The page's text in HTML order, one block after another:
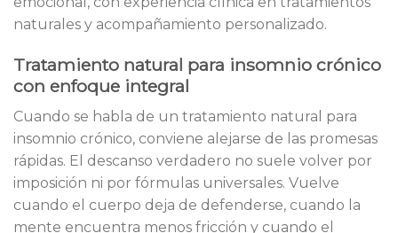
naturales y acompañamiento personalizado.
Tratamiento natural para insomnio crónico
con enfoque integral
Cuando se habla de un tratamiento natural para
insomnio crónico, conviene alejarse de las promesas
rápidas. El descanso verdadero no suele volver por
imposición ni por fórmulas universales. Vuelve
cuando el cuerpo deja de defenderse, cuando la
mente encuentra menos fricción y cuando el